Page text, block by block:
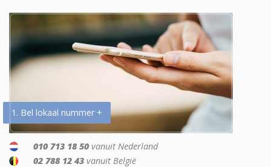
1. Bel lokaal nummer +
010 713 18 50 vanuit Nederland
02 788 12 43 vanuit België